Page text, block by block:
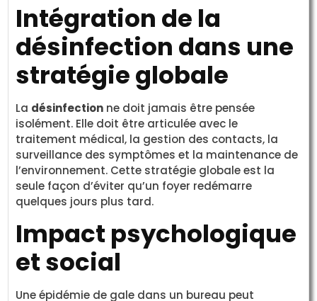
Intégration de la
désinfection dans une
stratégie globale
La désinfection ne doit jamais être pensée
isolément. Elle doit être articulée avec le
traitement médical, la gestion des contacts, la
surveillance des symptômes et la maintenance de
l’environnement. Cette stratégie globale est la
seule façon d’éviter qu’un foyer redémarre
quelques jours plus tard.
Impact psychologique
et social
Une épidémie de gale dans un bureau peut